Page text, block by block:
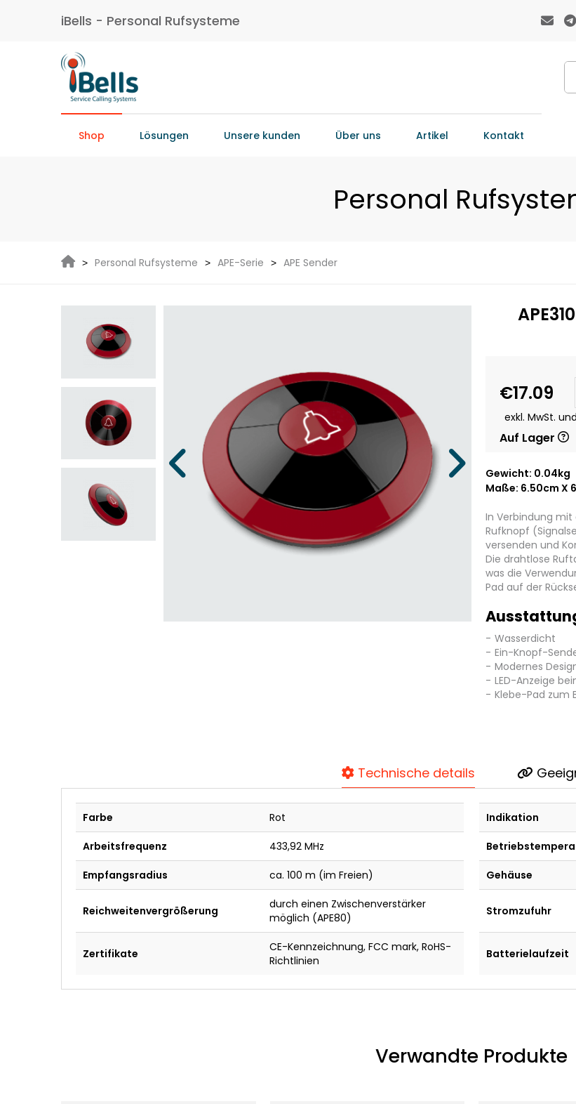
iBells - Personal Rufsysteme
Shop Lösungen Unsere kunden Über uns Artikel Kontakt
Personal
Personal Rufsysteme APE-Serie APE Sender
€17.09
exkl. MwSt.
Auf Lager
Gewicht: 0.04kg
Maße: 6.50cm X
In Verbindung mit
Rufknopf
versenden und
Die drahtlose
was die
Pad auf der
Wasserdicht
Ein-Knopf-
Modernes
LED-Anzeige
Klebe-Pad zum
Technische details
Farbe Rot Indikation
Arbeitsfrequenz 433,92 MHz
Empfangsradius ca. 100 m (im Freien) Gehäuse
Reichweitenvergrößerung
durch einen Zwischenverstärker
möglich (APE80)
Stromzufuhr
Zertifikate
CE-Kennzeichnung, FCC mark, RoHS-
Richtlinien
Batterielaufzeit
Verwandte Produkte